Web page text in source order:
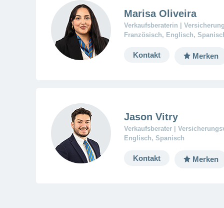
Marisa Oliveira
Verkaufsberaterin |
Französisch, Englisch,
Kontakt Merken
Jason Vitry
Verkaufsberater |
Englisch, Spanisch
Kontakt Merken